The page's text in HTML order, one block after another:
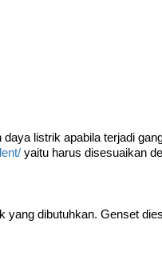
listrik apabila terjadi
yaitu harus disesuaikan
dibutuhkan. Genset